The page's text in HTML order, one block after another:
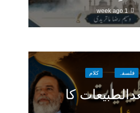
1 week ago
فلسفہ کلام
کا